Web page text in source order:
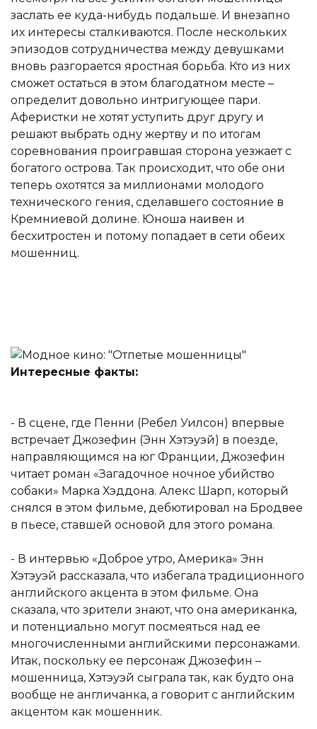
заслать ее куда-нибудь подальше. И внезапно
их интересы сталкиваются. После нескольких
эпизодов сотрудничества между девушками
вновь разгорается яростная борьба. Кто из них
сможет остаться в этом благодатном месте –
определит довольно интригующее пари.
Аферистки не хотят уступить друг другу и
решают выбрать одну жертву и по итогам
соревнования проигравшая сторона уезжает с
богатого острова. Так происходит, что обе они
теперь охотятся за миллионами молодого
технического гения, сделавшего состояние в
Кремниевой долине. Юноша наивен и
бесхитростен и потому попадает в сети обеих
мошенниц.
Интересные факты:
- В сцене, где Пенни (Ребел Уилсон) впервые
встречает Джозефин (Энн Хэтэуэй) в поезде,
направляющимся на юг Франции, Джозефин
читает роман «Загадочное ночное убийство
собаки» Марка Хэддона. Алекс Шарп, который
снялся в этом фильме, дебютировал на Бродвее
в пьесе, ставшей основой для этого романа.
- В интервью «Доброе утро, Америка» Энн
Хэтэуэй рассказала, что избегала традиционного
английского акцента в этом фильме. Она
сказала, что зрители знают, что она американка,
и потенциально могут посмеяться над ее
многочисленными английскими персонажами.
Итак, поскольку ее персонаж Джозефин –
мошенница, Хэтэуэй сыграла так, как будто она
вообще не англичанка, а говорит с английским
акцентом как мошенник.